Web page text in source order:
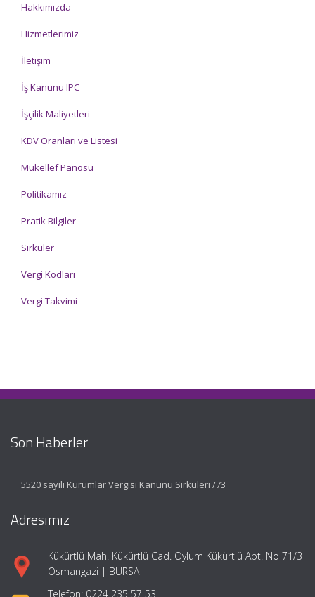
Hakkımızda
Hizmetlerimiz
İletişim
İş Kanunu IPC
İşçilik Maliyetleri
KDV Oranları ve Listesi
Mükellef Panosu
Politikamız
Pratik Bilgiler
Sirküler
Vergi Kodları
Vergi Takvimi
Son Haberler
5520 sayılı Kurumlar Vergisi Kanunu Sirküleri /73
Adresimiz
Kükürtlü Mah. Kükürtlü Cad. Oylum Kükürtlü Apt. No 71/3
Osmangazi | BURSA
Telefon: 0224 235 57 53